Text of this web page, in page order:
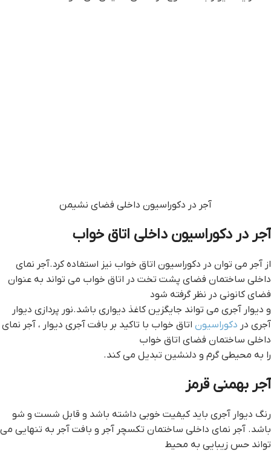
آجر در دکوراسیون داخلی فضای نشیمن
آجر در دکوراسیون داخلی اتاق خواب
از آجر می توان در دکوراسیون اتاق خواب نیز استفاده کرد.آجر نمای
داخلی ساختمان فضای پشت تخت در اتاق خواب می تواند به عنوان
فضای کانونی در نظر گرفته شود
و دیوار آجری می تواند جایگزین کاغذ دیواری باشد.نور پردازی دیوار
آجری در دکوراسیون اتاق خواب با تاکید بر بافت آجری دیوار ، آجر نمای
داخلی ساختمان فضای اتاق خواب
را به محیطی گرم و دلنشین تبدیل می کند.
آجر بهمنی قرمز
رنگ دیوار آجری باید کیفیت خوبی داشته باشد و قابل شست و شو
باشد. آجر نمای داخلی ساختمان تکسچر آجر و بافت آجر به تنهایی می
تواند حس زیبایی به محیط